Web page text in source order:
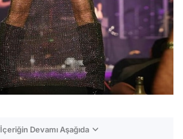
İçeriğin Devamı Aşağıda